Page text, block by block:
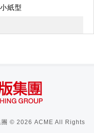
從基本手作工藝知識及
形，
上，也把媽媽的愛帶在
紙型
© 2026 ACME All Rights